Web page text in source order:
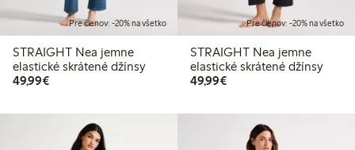
Pre členov: -20% na všetko
STRAIGHT Nea jemne
elastické skrátené džínsy
49,99€49,99 €
Pre členov: -20% na všetko
STRAIGHT Nea jemne
elastické skrátené džínsy
49,99€49,99 €